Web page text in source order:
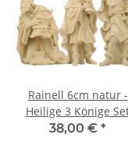
Rainell 6cm natur -
Heilige 3 Könige
38,00 € *